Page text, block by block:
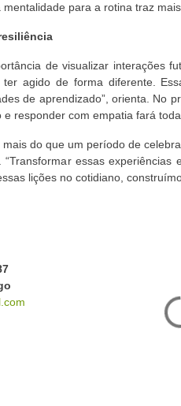
para a rotina traz
de visualizar interações
agido de forma diferente.
de aprendizado”, orienta. No
responder com empatia fará toda
do que um período de
“Transformar essas
lições no cotidiano,